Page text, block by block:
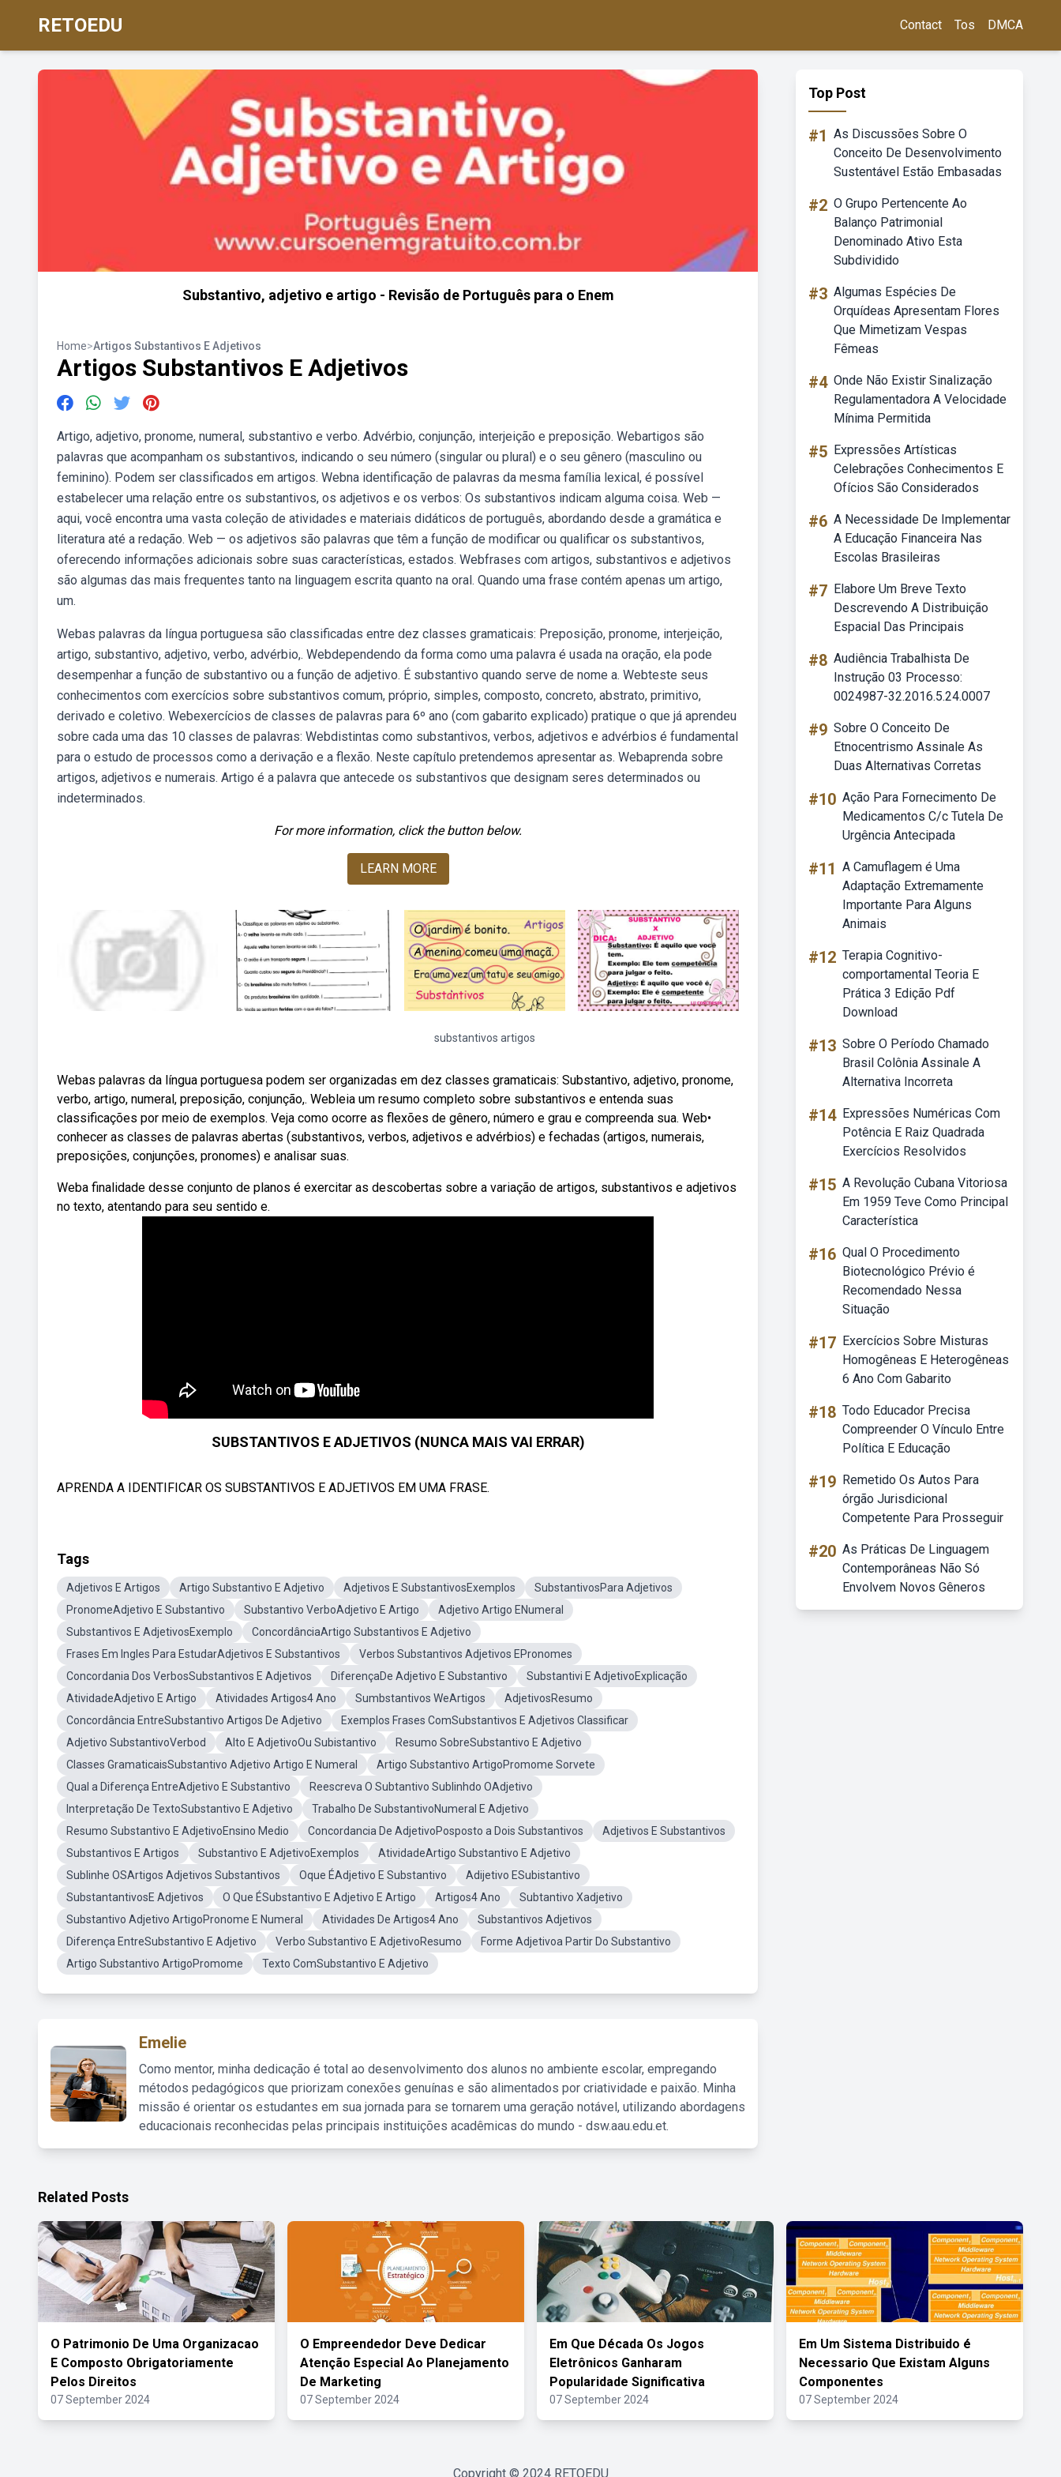
RETOEDU Contact Tos DMCA
Substantivo, adjetivo e artigo - Revisão de Português para o Enem
Home>Artigos Substantivos E Adjetivos
Artigos Substantivos E Adjetivos
Artigo, adjetivo, pronome, numeral, substantivo e verbo. Advérbio, conjunção, interjeição e preposição. Webartigos são
palavras que acompanham os substantivos, indicando o seu número (singular ou plural) e o seu gênero (masculino ou
feminino). Podem ser classificados em artigos. Webna identificação de palavras da mesma família lexical, é possível
estabelecer uma relação entre os substantivos, os adjetivos e os verbos: Os substantivos indicam alguma coisa. Web —
aqui, você encontra uma vasta coleção de atividades e materiais didáticos de português, abordando desde a gramática e
literatura até a redação. Web — os adjetivos são palavras que têm a função de modificar ou qualificar os substantivos,
oferecendo informações adicionais sobre suas características, estados. Webfrases com artigos, substantivos e adjetivos
são algumas das mais frequentes tanto na linguagem escrita quanto na oral. Quando uma frase contém apenas um artigo,
um.
Webas palavras da língua portuguesa são classificadas entre dez classes gramaticais: Preposição, pronome, interjeição,
artigo, substantivo, adjetivo, verbo, advérbio,. Webdependendo da forma como uma palavra é usada na oração, ela pode
desempenhar a função de substantivo ou a função de adjetivo. É substantivo quando serve de nome a. Webteste seus
conhecimentos com exercícios sobre substantivos comum, próprio, simples, composto, concreto, abstrato, primitivo,
derivado e coletivo. Webexercícios de classes de palavras para 6º ano (com gabarito explicado) pratique o que já aprendeu
sobre cada uma das 10 classes de palavras: Webdistintas como substantivos, verbos, adjetivos e advérbios é fundamental
para o estudo de processos como a derivação e a flexão. Neste capítulo pretendemos apresentar as. Webaprenda sobre
artigos, adjetivos e numerais. Artigo é a palavra que antecede os substantivos que designam seres determinados ou
indeterminados.
For more information, click the button below.
LEARN MORE
substantivos artigos
Webas palavras da língua portuguesa podem ser organizadas em dez classes gramaticais: Substantivo, adjetivo, pronome,
verbo, artigo, numeral, preposição, conjunção,. Webleia um resumo completo sobre substantivos e entenda suas
classificações por meio de exemplos. Veja como ocorre as flexões de gênero, número e grau e compreenda sua. Web•
conhecer as classes de palavras abertas (substantivos, verbos, adjetivos e advérbios) e fechadas (artigos, numerais,
preposições, conjunções, pronomes) e analisar suas.
Weba finalidade desse conjunto de planos é exercitar as descobertas sobre a variação de artigos, substantivos e adjetivos
no texto, atentando para seu sentido e.
SUBSTANTIVOS E ADJETIVOS (NUNCA MAIS VAI ERRAR)
APRENDA A IDENTIFICAR OS SUBSTANTIVOS E ADJETIVOS EM UMA FRASE.
Tags
Adjetivos E Artigos Artigo Substantivo E Adjetivo Adjetivos E SubstantivosExemplos
SubstantivosPara Adjetivos
PronomeAdjetivo E Substantivo
Substantivo VerboAdjetivo E Artigo
Adjetivo Artigo ENumeral
Substantivos E AdjetivosExemplo
ConcordânciaArtigo Substantivos E Adjetivo
Frases Em Ingles Para EstudarAdjetivos E Substantivos
Verbos Substantivos Adjetivos EPronomes
Concordania Dos VerbosSubstantivos E Adjetivos
DiferençaDe Adjetivo E Substantivo
Substantivi E AdjetivoExplicação
AtividadeAdjetivo E Artigo
Atividades Artigos4 Ano Sumbstantivos WeArtigos
AdjetivosResumo
Concordância EntreSubstantivo Artigos De Adjetivo
Exemplos Frases ComSubstantivos E Adjetivos Classificar
Adjetivo SubstantivoVerbod
Alto E AdjetivoOu Subistantivo
Resumo SobreSubstantivo E Adjetivo
Classes GramaticaisSubstantivo Adjetivo Artigo E Numeral
Artigo Substantivo ArtigoPromome Sorvete
Qual a Diferença EntreAdjetivo E Substantivo
Reescreva O Subtantivo Sublinhdo OAdjetivo
Interpretação De TextoSubstantivo E Adjetivo
Trabalho De SubstantivoNumeral E Adjetivo
Resumo Substantivo E AdjetivoEnsino Medio
Concordancia De AdjetivoPosposto a Dois Substantivos
Adjetivos E Substantivos
Substantivos E Artigos
Substantivo E AdjetivoExemplos
AtividadeArtigo Substantivo E Adjetivo
Sublinhe OSArtigos Adjetivos Substantivos
Oque ÉAdjetivo E Substantivo
Adijetivo ESubistantivo
SubstantantivosE Adjetivos
O Que ÉSubstantivo E Adjetivo E Artigo Artigos4 Ano
Subtantivo Xadjetivo
Substantivo Adjetivo ArtigoPronome E Numeral
Atividades De Artigos4 Ano
Substantivos Adjetivos
Diferença EntreSubstantivo E Adjetivo
Verbo Substantivo E AdjetivoResumo
Forme Adjetivoa Partir Do Substantivo
Artigo Substantivo ArtigoPromome
Texto ComSubstantivo E Adjetivo
Emelie
Como mentor, minha dedicação é total ao desenvolvimento dos alunos no ambiente escolar, empregando
métodos pedagógicos que priorizam conexões genuínas e são alimentados por criatividade e paixão. Minha
missão é orientar os estudantes em sua jornada para se tornarem uma geração notável, utilizando abordagens
educacionais reconhecidas pelas principais instituições acadêmicas do mundo - dsw.aau.edu.et.
Top Post
#1 As Discussões Sobre O
Conceito De Desenvolvimento
Sustentável Estão Embasadas
#2 O Grupo Pertencente Ao
Balanço Patrimonial
Denominado Ativo Esta
Subdividido
#3 Algumas Espécies De
Orquídeas Apresentam Flores
Que Mimetizam Vespas
Fêmeas
#4 Onde Não Existir Sinalização
Regulamentadora A Velocidade
Mínima Permitida
#5 Expressões Artísticas
Celebrações Conhecimentos E
Ofícios São Considerados
#6 A Necessidade De Implementar
A Educação Financeira Nas
Escolas Brasileiras
#7 Elabore Um Breve Texto
Descrevendo A Distribuição
Espacial Das Principais
#8 Audiência Trabalhista De
Instrução 03 Processo:
0024987-32.2016.5.24.0007
#9 Sobre O Conceito De
Etnocentrismo Assinale As
Duas Alternativas Corretas
#10 Ação Para Fornecimento De
Medicamentos C/c Tutela De
Urgência Antecipada
#11 A Camuflagem é Uma
Adaptação Extremamente
Importante Para Alguns
Animais
#12 Terapia Cognitivo-
comportamental Teoria E
Prática 3 Edição Pdf
Download
#13 Sobre O Período Chamado
Brasil Colônia Assinale A
Alternativa Incorreta
#14 Expressões Numéricas Com
Potência E Raiz Quadrada
Exercícios Resolvidos
#15 A Revolução Cubana Vitoriosa
Em 1959 Teve Como Principal
Característica
#16 Qual O Procedimento
Biotecnológico Prévio é
Recomendado Nessa
Situação
#17 Exercícios Sobre Misturas
Homogêneas E Heterogêneas
6 Ano Com Gabarito
#18 Todo Educador Precisa
Compreender O Vínculo Entre
Política E Educação
#19 Remetido Os Autos Para
órgão Jurisdicional
Competente Para Prosseguir
#20 As Práticas De Linguagem
Contemporâneas Não Só
Envolvem Novos Gêneros
Related Posts
O Patrimonio De Uma Organizacao
E Composto Obrigatoriamente
Pelos Direitos
07 September 2024
O Empreendedor Deve Dedicar
Atenção Especial Ao Planejamento
De Marketing
07 September 2024
Em Que Década Os Jogos
Eletrônicos Ganharam
Popularidade Significativa
07 September 2024
Em Um Sistema Distribuido é
Necessario Que Existam Alguns
Componentes
07 September 2024
Copyright © 2024 RETOEDU